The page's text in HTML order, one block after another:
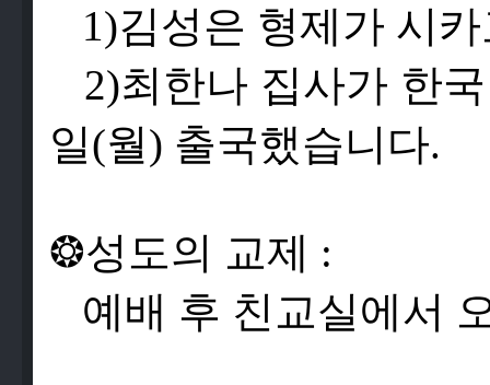
1)김성은 형제가 시카
2)최 한나 집사가 한국
일(월) 출국했습니 다.
❂성도의 교제 :
예배 후 친 교실에서